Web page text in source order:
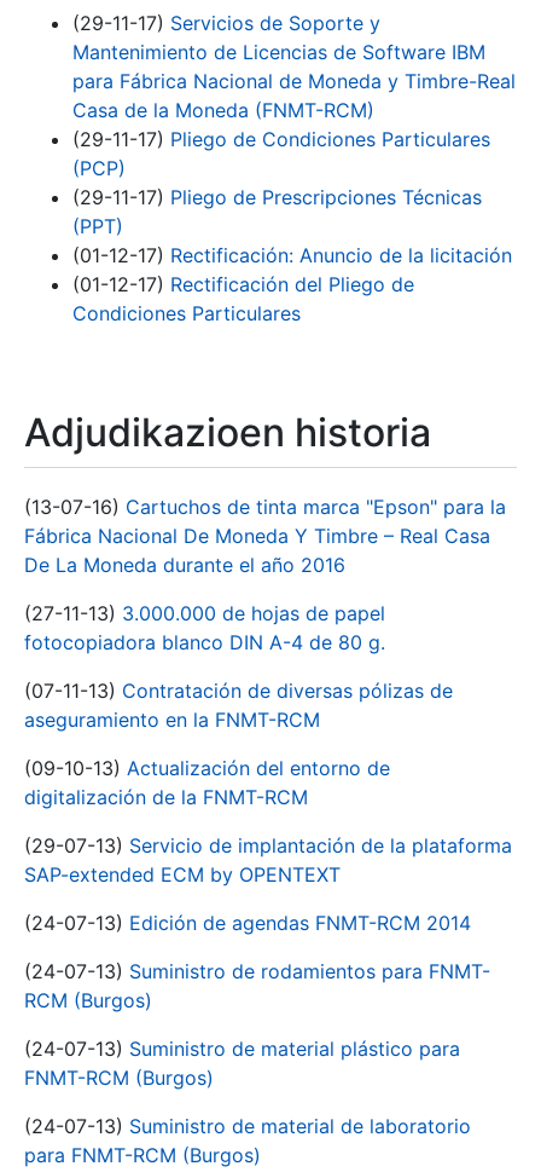
Erakutsi/Ezkutatu
(29-11-17) Servicios de Soporte y
Mantenimiento de Licencias de Software IBM
para Fábrica Nacional de Moneda y Timbre-Real
Casa de la Moneda (FNMT-RCM)
(29-11-17) Pliego de Condiciones Particulares
(PCP)
(29-11-17) Pliego de Prescripciones Técnicas
(PPT)
(01-12-17) Rectificación: Anuncio de la licitación
(01-12-17) Rectificación del Pliego de
Condiciones Particulares
Adjudikazioen historia
(13-07-16) Cartuchos de tinta marca "Epson" para la
Fábrica Nacional De Moneda Y Timbre – Real Casa
De La Moneda durante el año 2016
(27-11-13) 3.000.000 de hojas de papel
fotocopiadora blanco DIN A-4 de 80 g.
(07-11-13) Contratación de diversas pólizas de
aseguramiento en la FNMT-RCM
(09-10-13) Actualización del entorno de
digitalización de la FNMT-RCM
(29-07-13) Servicio de implantación de la plataforma
SAP-extended ECM by OPENTEXT
(24-07-13) Edición de agendas FNMT-RCM 2014
(24-07-13) Suministro de rodamientos para FNMT-
RCM (Burgos)
(24-07-13) Suministro de material plástico para
FNMT-RCM (Burgos)
(24-07-13) Suministro de material de laboratorio
para FNMT-RCM (Burgos)